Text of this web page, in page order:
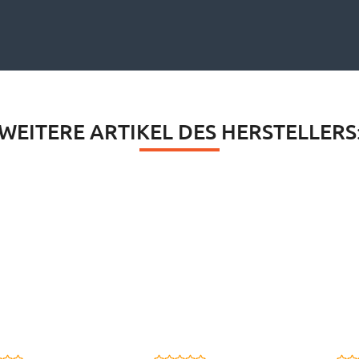
ARTIKEL DES